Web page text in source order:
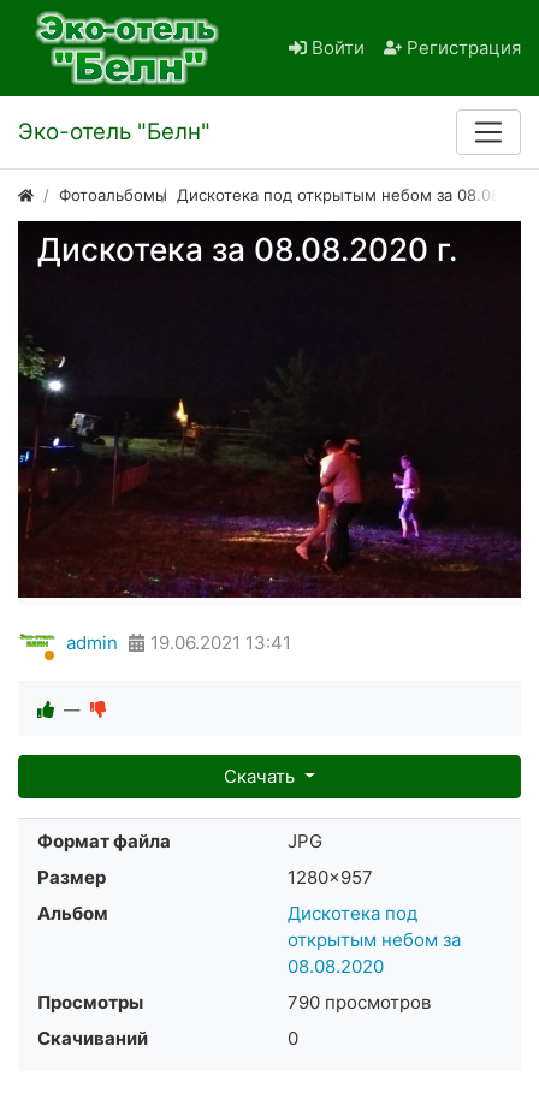
Войти Регистрация
Эко-отель "Белн"
Фотоальбомы Дискотека под открытым небом за
Дискотека за 08.08.2020 г.
admin 19.06.2021 13:41
—
Скачать
Формат файла
JPG
Размер
1280×957
Альбом
Дискотека под
открытым небом за
08.08.2020
Просмотры
790 просмотров
Скачиваний
0